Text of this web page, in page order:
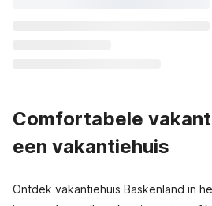
Comfortabele
een vakantiehuis
Ontdek vakantiehuis Baskenland in